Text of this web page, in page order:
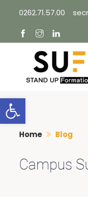
Ouvrir la barre d’outils
content
0262.71.57.00
Home Blog
Campus